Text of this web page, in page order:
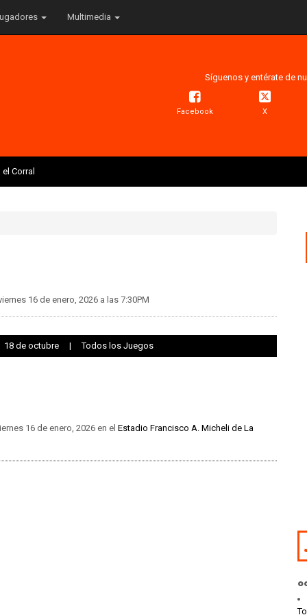
Multimedia
Síguenos y entérate de
Facebook X
Corral
16 de enero, 2026 a las 7:30PM
18 de octubre | Todos los Juegos
16 de enero, 2026 en el Estadio Francisco A. Micheli de La